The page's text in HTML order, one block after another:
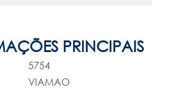
PRINCIPAIS
5754
VIAMAO